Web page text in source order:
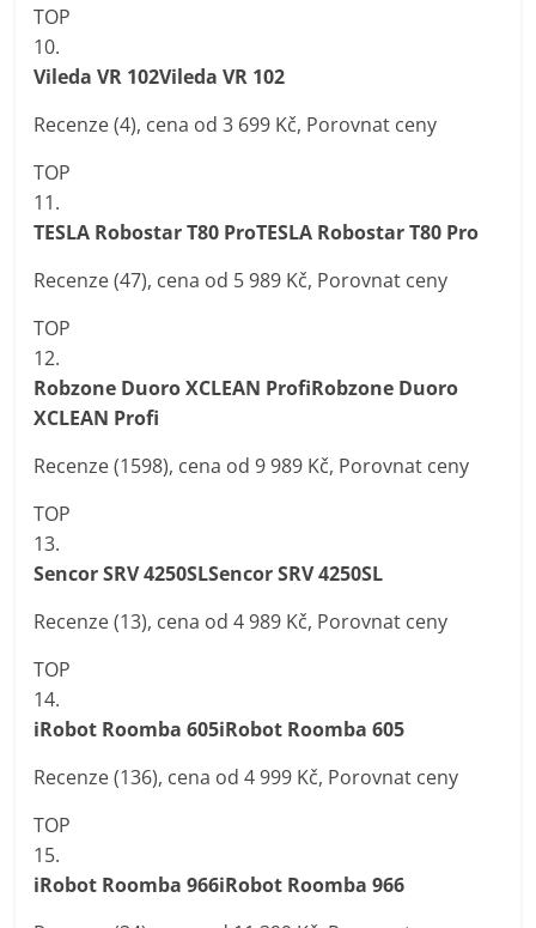
TOP
10.
Vileda VR 102Vileda VR 102
Recenze (4), cena od 3 699 Kč, Porovnat ceny
TOP
11.
TESLA Robostar T80 ProTESLA Robostar T80 Pro
Recenze (47), cena od 5 989 Kč, Porovnat ceny
TOP
12.
Robzone Duoro XCLEAN ProfiRobzone Duoro
XCLEAN Profi
Recenze (1598), cena od 9 989 Kč, Porovnat ceny
TOP
13.
Sencor SRV 4250SLSencor SRV 4250SL
Recenze (13), cena od 4 989 Kč, Porovnat ceny
TOP
14.
iRobot Roomba 605iRobot Roomba 605
Recenze (136), cena od 4 999 Kč, Porovnat ceny
TOP
15.
iRobot Roomba 966iRobot Roomba 966